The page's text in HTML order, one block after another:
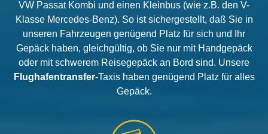
VW Passat Kombi und einen Kleinbus (wie z.B. den V-
Klasse Mercedes-Benz). So ist sichergestellt, daß Sie in
unseren Fahrzeugen genügend Platz für sich und Ihr
Gepäck haben, gleichgültig, ob Sie nur mit Handgepäck
oder mit schwerem Reisegepäck an Bord sind. Unsere
Flughafentransfer-Taxis haben genügend Platz für alles
Gepäck.